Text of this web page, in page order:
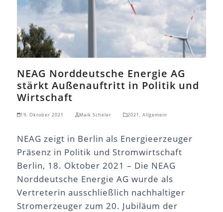
NEAG Norddeutsche Energie AG
stärkt Außenauftritt in Politik und
Wirtschaft
19. Oktober 2021 Maik Scheler 2021 , Allgemein
NEAG zeigt in Berlin als Energieerzeuger
Präsenz in Politik und Stromwirtschaft
Berlin, 18. Oktober 2021 – Die NEAG
Norddeutsche Energie AG wurde als
Vertreterin ausschließlich nachhaltiger
Stromerzeuger zum 20. Jubiläum der